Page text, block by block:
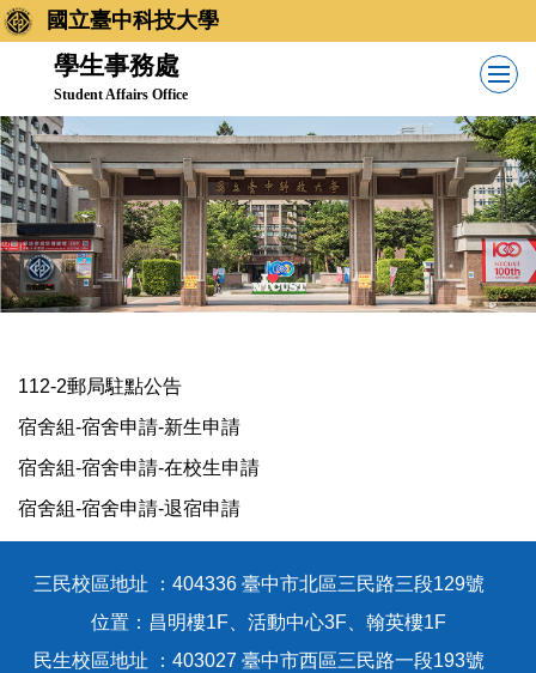
跳
到
內
容
區
國立臺中科技大學
學生事務處
Student Affairs Office
112-2郵局駐點公告
宿舍組-宿舍申請-新生申請
宿舍組-宿舍申請-在校生申請
宿舍組-宿舍申請-退宿申請
三民校區地址 ：404336 臺中市北區三民路三段129號
位置：昌明樓1F、活動中心3F、翰英樓1F
民生校區地址 ：403027 臺中市西區三民路一段193號